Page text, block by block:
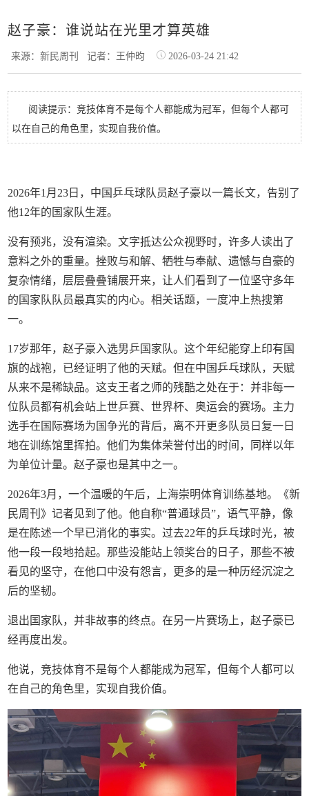
赵子豪：谁说站在光里才算英雄
来源：新民周刊记者：王仲昀 2026-03-24 21:42
阅读提示：竞技体育不是每个人都能成为冠军，但每个人都可
以在自己的角色里，实现自我价值。
2026年1月23日，中国乒乓球队员赵子豪以一篇长文，告别了
他12年的国家队生涯。
没有预兆，没有渲染。文字抵达公众视野时，许多人读出了
意料之外的重量。挫败与和解、牺牲与奉献、遗憾与自豪的
复杂情绪，层层叠叠铺展开来，让人们看到了一位坚守多年
的国家队队员最真实的内心。相关话题，一度冲上热搜第
一。
17岁那年，赵子豪入选男乒国家队。这个年纪能穿上印有国
旗的战袍，已经证明了他的天赋。但在中国乒乓球队，天赋
从来不是稀缺品。这支王者之师的残酷之处在于：并非每一
位队员都有机会站上世乒赛、世界杯、奥运会的赛场。主力
选手在国际赛场为国争光的背后，离不开更多队员日复一日
地在训练馆里挥拍。他们为集体荣誉付出的时间，同样以年
为单位计量。赵子豪也是其中之一。
2026年3月，一个温暖的午后，上海崇明体育训练基地。《新
民周刊》记者见到了他。他自称“普通球员”，语气平静，像
是在陈述一个早已消化的事实。过去22年的乒乓球时光，被
他一段一段地拾起。那些没能站上领奖台的日子，那些不被
看见的坚守，在他口中没有怨言，更多的是一种历经沉淀之
后的坚韧。
退出国家队，并非故事的终点。在另一片赛场上，赵子豪已
经再度出发。
他说，竞技体育不是每个人都能成为冠军，但每个人都可以
在自己的角色里，实现自我价值。